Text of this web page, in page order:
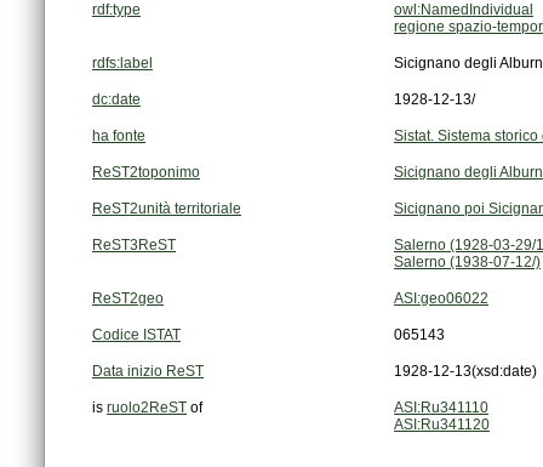
rdf:type
owl:NamedIndividual
regione spazio-
rdfs:label Sicignano degli
dc:date 1928-12-13/
ha fonte Sistat. Sistema
ReST2toponimo Sicignano degli
ReST2unità territoriale Sicignano poi
ReST3ReST
Salerno (1928-03-29/
Salerno (1938-07-12/)
ReST2geo ASI:geo06022
Codice ISTAT 065143
Data inizio ReST 1928-12-13(xsd:date)
is ruolo2ReST of
ASI:Ru341110
ASI:Ru341120